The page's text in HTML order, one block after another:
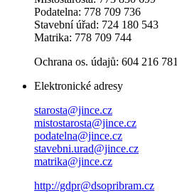
Podatelna: 778 709 736
Stavební úřad: 724 180 543
Matrika: 778 709 744
Ochrana os. údajů: 604 216 781
Elektronické adresy
starosta@jince.cz
mistostarosta@jince.cz
podatelna@jince.cz
stavebni.urad@jince.cz
matrika@jince.cz
http://gdpr@dsopribram.cz